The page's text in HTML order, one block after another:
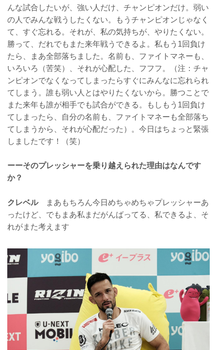
んな試合したいが、強い人だけ、チャンピオンだけ。弱い
の人でみんな戦うしたくない。もうチャンピオンじゃなく
て、すぐ忘れる。それが、私の気持ちが、やりたくない。
勝って、だれでもまた来年戦うできるよ。私もう1回負け
たら、まあ全部落ちました。名前も、ファイトマネーも、
いろいろ（苦笑）、それが心配した、フフフ。（注：チャ
ンピオンでなくなってしまったらすぐにみんなに忘れられ
てしまう。誰も弱い人とはやりたくないから。勝つことで
また来年も誰が相手でも試合ができる。もしもう1回負け
てしまったら、自分の名前も、ファイトマネーも全部落ち
てしまうから、それが心配だった）。今日はちょっと緊張
しましたです！（笑）
ーーそのプレッシャーを乗り越えられた理由はなんです
か？
クレベルまあもちろん今日めちゃめちゃプレッシャーあ
ったけど、でもまあ私まだがんばってる、私できるよ、そ
れがまた考えます